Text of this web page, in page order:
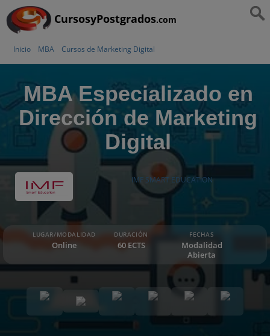
CursosyPostgrados.com
Inicio MBA Cursos de Marketing Digital
MBA Especializado en
Dirección de Marketing
Digital
IMF SMART EDUCATION
LUGAR/MODALIDAD
Online
DURACIÓN
60 ECTS
FECHAS
Modalidad
Abierta